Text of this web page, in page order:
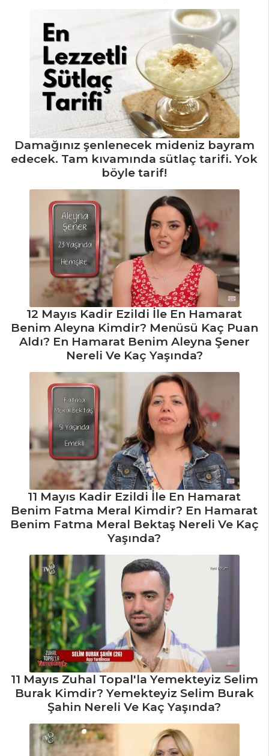
Naneli Limon
Şerbeti
Reyhan Şerbeti
İçecekler Tüm
Tarifleri
MEZELER
Deniz
Ürünleriyle Pazı
Sarma
Süslü Mercimek
Köftesi
Mezeler Tüm
Tarifleri
PASTA VE
TATLILAR
LİMON KREMALI
VİŞNELİ VOLOVAN
DAMLA SAKIZLI
CHEESECAKE
Karamelli Kek
Pasta ve Tatlılar
Tüm Tarifleri
KESTANELİ
SICAK FASULYE
SALATASI
ZEYTİN PİYAZI
Narenciyeli
Bonfile Salata
Salatalar Tüm
Tarifleri
Damağınız şenlenecek mideniz bayram
edecek. Tam kıvamında sütlaç tarifi. Yok
böyle tarif!
12 Mayıs Kadir Ezildi İle En Hamarat
Benim Aleyna Kimdir? Menüsü Kaç Puan
Aldı? En Hamarat Benim Aleyna Şener
Nereli Ve Kaç Yaşında?
11 Mayıs Kadir Ezildi İle En Hamarat
Benim Fatma Meral Kimdir? En Hamarat
Benim Fatma Meral Bektaş Nereli Ve Kaç
Yaşında?
11 Mayıs Zuhal Topal'la Yemekteyiz Selim
Burak Kimdir? Yemekteyiz Selim Burak
Şahin Nereli Ve Kaç Yaşında?